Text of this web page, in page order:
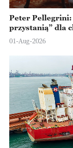
Peter Pellegrini:
przystanią” dla
Europejskiej
01-Aug-2026